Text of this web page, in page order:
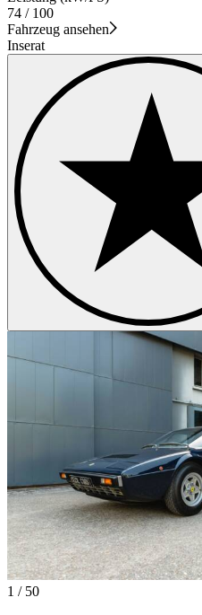
74 / 100
Fahrzeug ansehen
Inserat
1 / 50